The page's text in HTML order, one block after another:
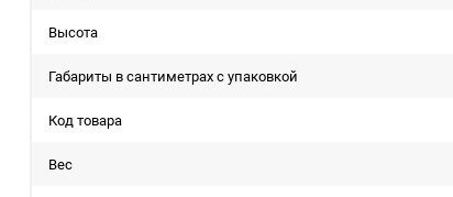
Высота
Габариты в сантиметрах с упаковкой
Код товара
Вес